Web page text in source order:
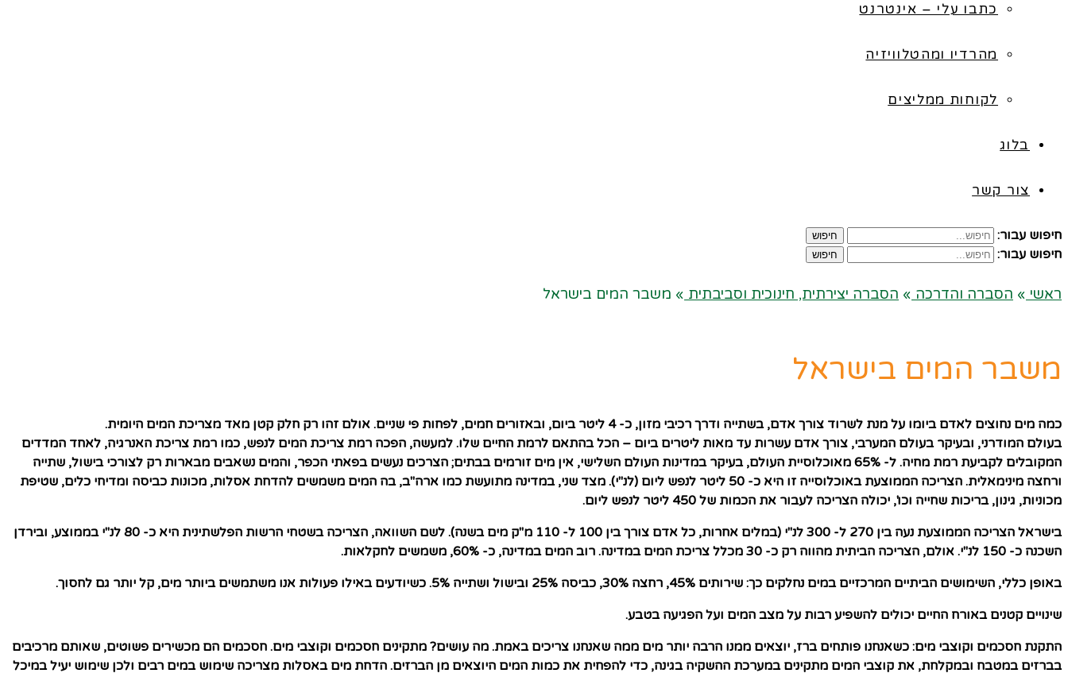
כתבו עלי – אינטרנט
מהרדיו ומהטלוויזיה
לקוחות ממליצים
בלוג
צור קשר
חיפוש עבור: חיפוש
חיפוש עבור: חיפוש
ראשי » הסברה והדרכה » הסברה יצירתית, חינוכית וסביבתית » משבר המים בישראל
משבר המים בישראל
כמה מים נחוצים לאדם ביומו על מנת לשרוד צורך אדם, בשתייה ודרך רכיבי מזון, כ- 4 ליטר ביום, ובאזורים חמים, לפחות פי שניים. אולם זהו רק חלק קטן מאד מצריכת המים היומית.
בעולם המודרני, ובעיקר בעולם המערבי, צורך אדם עשרות עד מאות ליטרים ביום – הכל בהתאם לרמת החיים שלו. למעשה, הפכה רמת צריכת המים לנפש, כמו רמת צריכת האנרגיה, לאחד המדדים
המקובלים לקביעת רמת מחיה. ל- 65% מאוכלוסיית העולם, בעיקר במדינות העולם השלישי, אין מים זורמים בבתים; הצרכים נעשים בפאתי הכפר, והמים נשאבים מבארות רק לצורכי בישול, שתייה
ורחצה מינימאלית. הצריכה הממוצעת באוכלוסייה זו היא כ- 50 ליטר לנפש ליום (לנ"י). מצד שני, במדינה מתועשת כמו ארה"ב, בה המים משמשים להדחת אסלות, מכונות כביסה ומדיחי כלים, שטיפת
מכוניות, גינון, בריכות שחייה וכו', יכולה הצריכה לעבור את הכמות של 450 ליטר לנפש ליום.
בישראל הצריכה הממוצעת נעה בין 270 ל- 300 לנ"י (במלים אחרות, כל אדם צורך בין 100 ל- 110 מ"ק מים בשנה). לשם השוואה, הצריכה בשטחי הרשות הפלשתינית היא כ- 80 לנ"י בממוצע, ובירדן
השכנה כ- 150 לנ"י. אולם, הצריכה הביתית מהווה רק כ- 30 מכלל צריכת המים במדינה. רוב המים במדינה, כ- 60%, משמשים לחקלאות.
באופן כללי, השימושים הביתיים המרכזיים במים נחלקים כך: שירותים 45%, רחצה 30%, כביסה 25% ובישול ושתייה 5%. כשיודעים באילו פעולות אנו משתמשים ביותר מים, קל יותר גם לחסוך.
שינויים קטנים באורח החיים יכולים להשפיע רבות על מצב המים ועל הפגיעה בטבע.
התקנת חסכמים וקוצבי מים: כשאנחנו פותחים ברז, יוצאים ממנו הרבה יותר מים ממה שאנחנו צריכים באמת. מה עושים? מתקינים חסכמים וקוצבי מים. חסכמים הם מכשירים פשוטים, שאותם מרכיבים
בברזים במטבח ובמקלחת, את קוצבי המים מתקינים במערכת ההשקיה בגינה, כדי להפחית את כמות המים היוצאים מן הברזים. הדחת מים באסלות מצריכה שימוש במים רבים ולכן שימוש יעיל במיכל